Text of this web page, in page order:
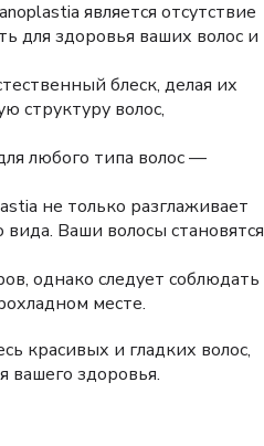
является отсутствие
для здоровья ваших волос и
блеск, делая их
структуру волос,
любого типа волос —
не только разглаживает
Ваши волосы становятся
однако следует соблюдать
месте.
красивых и гладких волос,
вашего здоровья.